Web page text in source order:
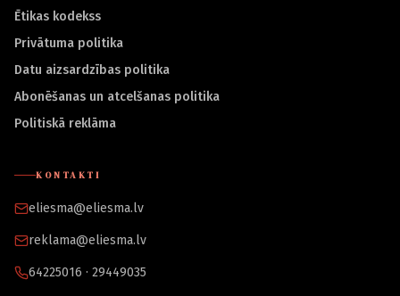
Ētikas kodekss
Privātuma politika
Datu aizsardzības politika
Abonēšanas un atcelšanas politika
Politiskā reklāma
KONTAKTI
eliesma@eliesma.lv
reklama@eliesma.lv
64225016 · 29449035